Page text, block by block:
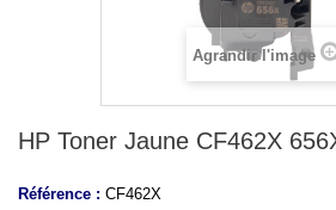
Agrandir l'image
HP Toner Jaune CF462X
Référence : CF462X